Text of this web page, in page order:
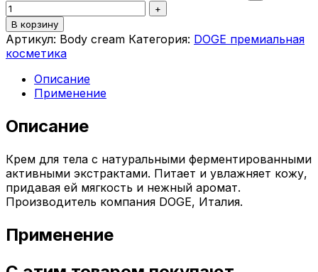
+
В корзину
Артикул: Body cream Категория: DOGE премиальная
косметика
Описание
Применение
Описание
Крем для тела с натуральными ферментированными
активными экстрактами. Питает и увлажняет кожу,
придавая ей мягкость и нежный аромат.
Производитель компания DOGE, Италия.
Применение